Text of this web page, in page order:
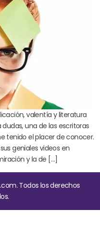
valentía y literatura
dudas, una de las escritoras
tenido el placer de conocer.
geniales videos en
y la de […]
Todos los derechos